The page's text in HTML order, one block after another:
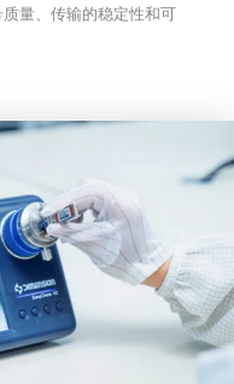
量、传输的稳定性和可